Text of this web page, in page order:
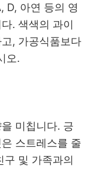
D, 아연 등의 영
. 색색의 과이
, 가공식품보다
오.
미칩니다. 긍
스트레스를 줄
구 및 가족과의